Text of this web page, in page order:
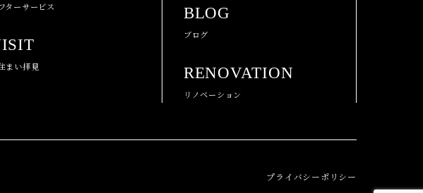
ターサービス
まい拝見
BLOG
ブログ
RENOVATION
リノベーション
プライバシーポリシー